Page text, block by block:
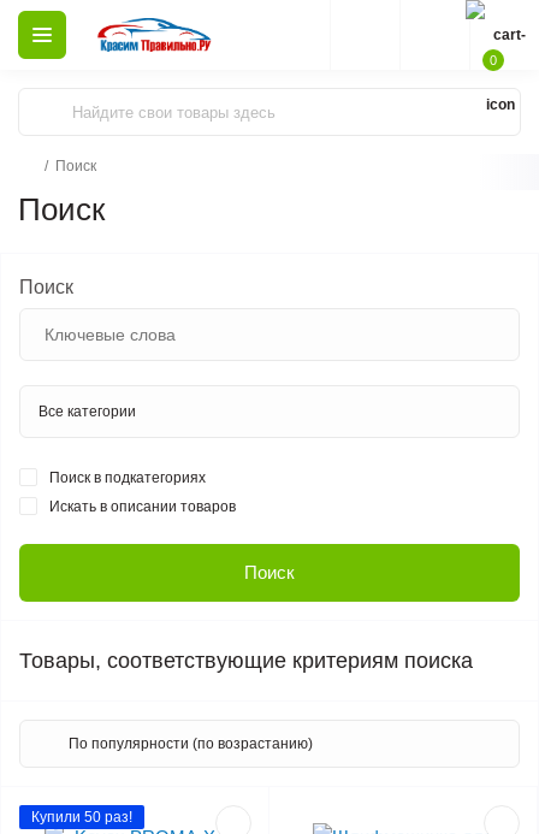
0
Поиск
Поиск
Поиск
Поиск в подкатегориях
Искать в описании товаров
Товары, соответствующие критериям поиска
Купили 50 раз!